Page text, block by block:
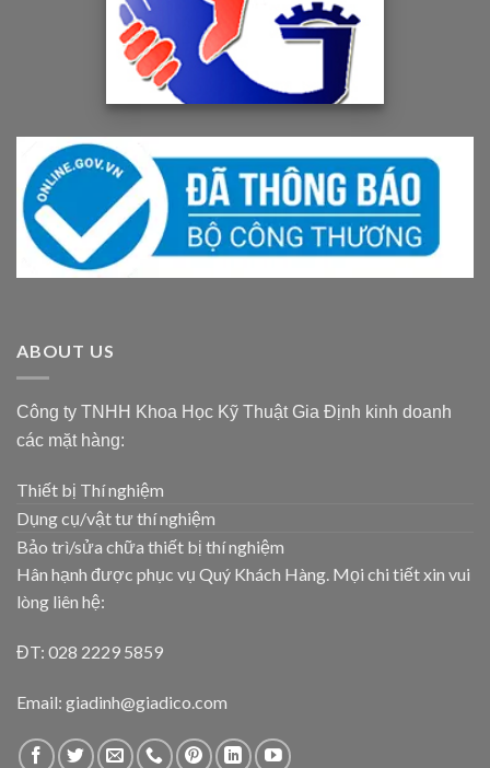
ABOUT US
Công ty TNHH Khoa Học Kỹ Thuật Gia Định kinh doanh
các mặt hàng:
Thiết bị Thí nghiệm
Dụng cụ/vật tư thí nghiệm
Bảo trì/sửa chữa thiết bị thí nghiệm
Hân hạnh được phục vụ Quý Khách Hàng. Mọi chi tiết xin vui
lòng liên hệ:
ĐT: 028 2229 5859
Email: giadinh@giadico.com